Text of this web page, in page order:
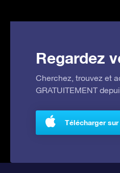
Regardez
Cherchez, trouvez et
GRATUITEMENT
Télécharger